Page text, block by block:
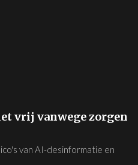
vrij vanwege zorgen
van AI-desinformatie en